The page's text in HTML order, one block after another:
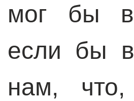
мог бы
если бы
нам, что,